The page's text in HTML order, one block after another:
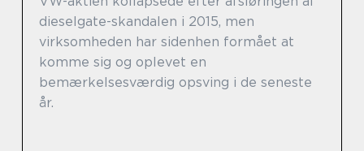
dieselgate-skandalen i 2015, men
virksomheden har sidenhen formået at
komme sig og oplevet en
bemærkelsesværdig opsving i de seneste
år.